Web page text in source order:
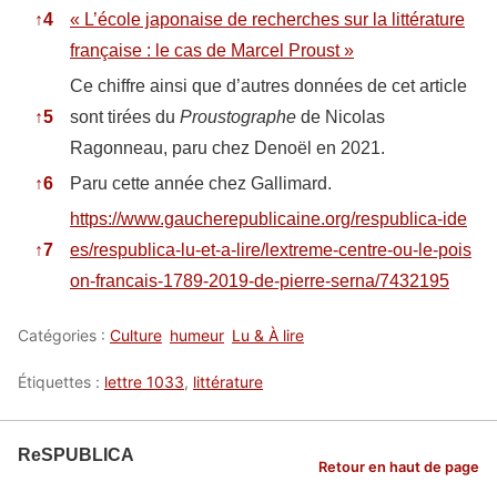
↑4
« L’école japonaise de recherches sur la littérature
française : le cas de Marcel Proust »
↑5
Ce chiffre ainsi que d’autres données de cet article
sont tirées du Proustographe de Nicolas
Ragonneau, paru chez Denoël en 2021.
↑6 Paru cette année chez Gallimard.
↑7
https://www.gaucherepublicaine.org/respublica-ide
es/respublica-lu-et-a-lire/lextreme-centre-ou-le-pois
on-francais-1789-2019-de-pierre-serna/7432195
Catégories : Culture humeur Lu & À lire
Étiquettes : lettre 1033, littérature
ReSPUBLICA
Retour en haut de page